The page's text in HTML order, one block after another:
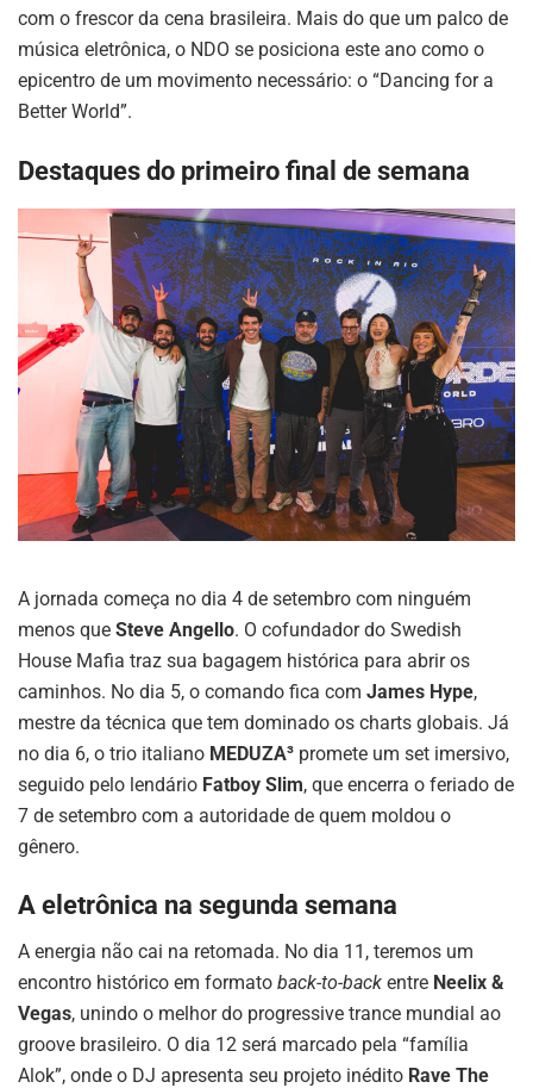
com o frescor da cena brasileira. Mais do que um palco de
música eletrônica, o NDO se posiciona este ano como o
epicentro de um movimento necessário: o “Dancing for a
Better World”.
Destaques do primeiro final de semana
A jornada começa no dia 4 de setembro com ninguém
menos que Steve Angello. O cofundador do Swedish
House Mafia traz sua bagagem histórica para abrir os
caminhos. No dia 5, o comando fica com James Hype,
mestre da técnica que tem dominado os charts globais. Já
no dia 6, o trio italiano MEDUZA³ promete um set imersivo,
seguido pelo lendário Fatboy Slim, que encerra o feriado de
7 de setembro com a autoridade de quem moldou o
gênero.
A eletrônica na segunda semana
A energia não cai na retomada. No dia 11, teremos um
encontro histórico em formato back-to-back entre Neelix &
Vegas, unindo o melhor do progressive trance mundial ao
groove brasileiro. O dia 12 será marcado pela “família
Alok”, onde o DJ apresenta seu projeto inédito Rave The